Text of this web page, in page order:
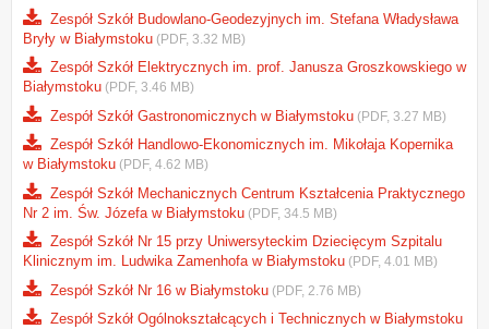
Zespół Szkół Budowlano-Geodezyjnych im. Stefana Władysława
Bryły w Białymstoku (PDF, 3.32 MB)
Zespół Szkół Elektrycznych im. prof. Janusza Groszkowskiego w
Białymstoku (PDF, 3.46 MB)
Zespół Szkół Gastronomicznych w Białymstoku (PDF, 3.27 MB)
Zespół Szkół Handlowo-Ekonomicznych im. Mikołaja Kopernika
w Białymstoku (PDF, 4.62 MB)
Zespół Szkół Mechanicznych Centrum Kształcenia Praktycznego
Nr 2 im. Św. Józefa w Białymstoku (PDF, 34.5 MB)
Zespół Szkół Nr 15 przy Uniwersyteckim Dziecięcym Szpitalu
Klinicznym im. Ludwika Zamenhofa w Białymstoku (PDF, 4.01 MB)
Zespół Szkół Nr 16 w Białymstoku (PDF, 2.76 MB)
Zespół Szkół Ogólnokształcących i Technicznych w Białymstoku